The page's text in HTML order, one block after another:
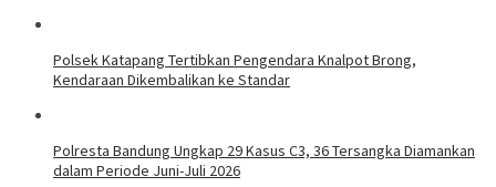
Polsek Katapang Tertibkan Pengendara Knalpot Brong,
Kendaraan Dikembalikan ke Standar
Polresta Bandung Ungkap 29 Kasus C3, 36 Tersangka Diamankan
dalam Periode Juni-Juli 2026